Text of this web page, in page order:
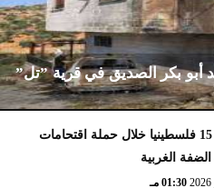
أبو بكر الصديق في قرية ”تل”
الاحتلال يعتقل 15 فلسطينيا خلال حملة اقتحامات
الغربية
01:30 مـ